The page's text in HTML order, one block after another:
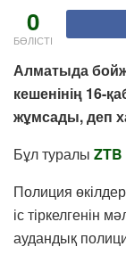
0
БӨЛІСТІ
Алматыда
кешенінің 16-
жұмсады, деп
Бұл туралы ZTB
Полиция
іс тіркелгенін
аудандық